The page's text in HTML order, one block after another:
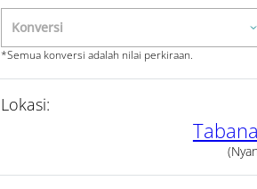
*Semua konversi adalah nilai perkiraan.
Lokasi: